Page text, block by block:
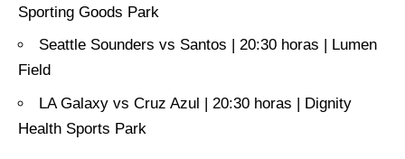
Sporting Goods Park
Seattle Sounders vs Santos | 20:30 horas | Lumen
Field
LA Galaxy vs Cruz Azul | 20:30 horas | Dignity
Health Sports Park